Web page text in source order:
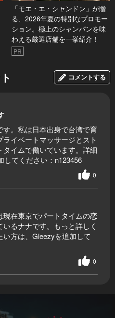
「モエ・エ・シャンドン」が贈
る、2026年夏の特別なプロモー
ション。極上のシャンパンを味
わえる厳選店舗を一挙紹介！
PR
コメントする
。私は日本出身で台湾で育
イベートマッサージとスト
イムで働いています。詳細
してください：n123456
0
在東京でパートタイムの恋
るナナです。もっと詳しく
方は、Gleezyを追加して
0